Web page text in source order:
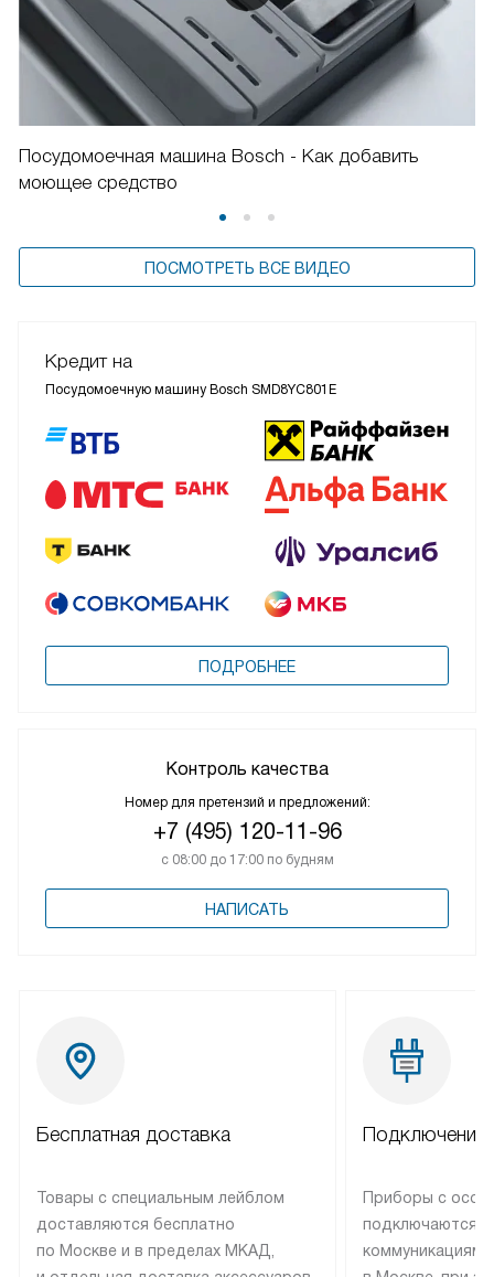
Посудомоечная машина Bosch - Как добавить
моющее средство
ПОСМОТРЕТЬ ВСЕ ВИДЕО
Кредит на
Посудомоечную машину Bosch SMD8YC801E
ПОДРОБНЕЕ
Контроль качества
Номер для претензий и предложений:
+7 (495) 120-11-96
с 08:00 до 17:00 по будням
НАПИСАТЬ
Бесплатная доставка
Товары с специальным лейблом
доставляются бесплатно
по Москве и в пределах МКАД,
Подключение
Приборы с
подключаются к
коммуникациям